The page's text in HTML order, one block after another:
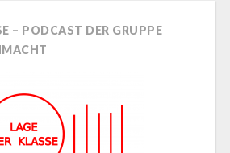
– PODCAST DER GRUPPE